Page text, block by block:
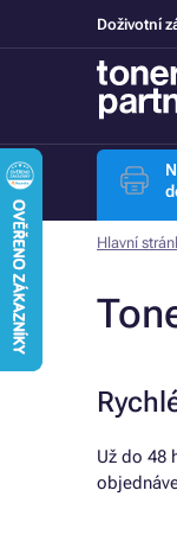
Doživotní
Hlavní
Už do 48